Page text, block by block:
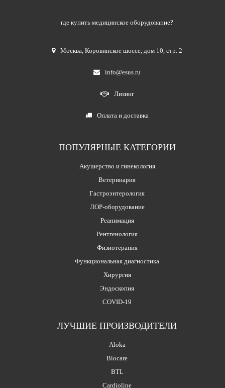
где купить медицинское оборудование?
Москва,Коровинское шоссе, дом 10, стр. 2
info@esus.ru
Лизинг
Оплата и доставка
ПОПУЛЯРНЫЕ КАТЕГОРИИ
Акушерство и гинекология
Ветеринария
Гастроэнтерология
ЛОР-оборудование
Реанимация
Рентгенология
Физиотерапия
Функциональная диагностика
Хирургия
Эндоскопия
COVID-19
ЛУЧШИЕ ПРОИЗВОДИТЕЛИ
Aloka
Biocare
BTL
Cardioline